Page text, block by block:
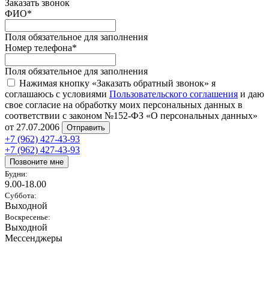
Заказать звонок
ФИО*
Поля обязательное для заполнения
Номер телефона*
Поля обязательное для заполнения
Нажимая кнопку «Заказать обратный звонок» я
соглашаюсь с условиями Пользовательского соглашения и даю
свое согласие на обработку моих персональных данных в
соответствии с законом №152-ФЗ «О персональных данных»
от 27.07.2006
Отправить
+7 (962) 427-43-93
+7 (962) 427-43-93
Позвоните мне
Будни:
9.00-18.00
Суббота:
Выходной
Воскресенье:
Выходной
Мессенджеры